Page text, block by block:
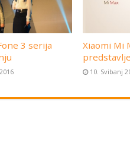
3 serija
Xiaomi Mi
10. Svibanj